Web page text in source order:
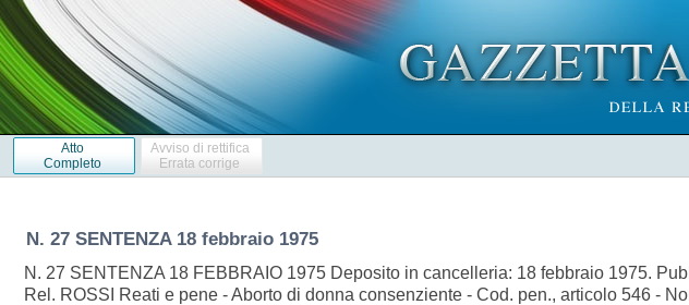
Atto
Completo
Avviso di rettifica
Errata corrige
N. 27 SENTENZA 18 febbraio 1975
N. 27 SENTENZA 18 FEBBRAIO 1975 Deposito in cancelleria: 18 febbraio 1975.
Rel. ROSSI Reati e pene - Aborto di donna consenziente - Cod. pen., articolo 546 -